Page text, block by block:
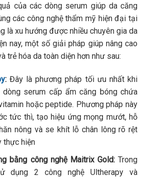
của các dòng serum giúp da căng
các công nghệ thẩm mỹ hiện đại tại
là xu hướng được nhiều chuyên gia da
nay, một số giải pháp giúp nâng cao
trẻ hóa da toàn diện hơn như sau:
:Đây là phương pháp tối ưu nhất khi
dòng serum cấp ẩm căng bóng chứa
hoặc peptide. Phương pháp này
tức thì, tạo hiệu ứng mọng mướt, hỗ
nông và se khít lỗ chân lông rõ rệt
thực hiện
bằng công nghệ Maitrix Gold: Trong
dụng 2 công nghệ Ultherapy và